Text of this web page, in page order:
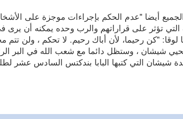
الجميع أيضا "عدم الحكم بإجراءات موجزة على
تؤثر على قراراتهم والرب وحده يمكنه أن يرى
"كن رحيما، لأن أباك رحيم. لا تحكم ، ولن تتم
شيشان ، وستظل دائما مع شعب الله في البر
شيشان التي كتبها البابا بندكتس السادس عشر